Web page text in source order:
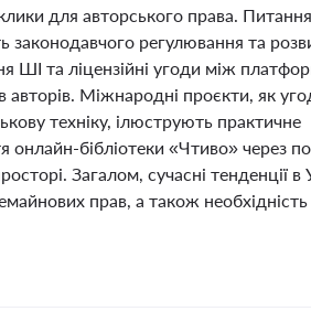
для авторського права. Питання
законодавчого регулювання та
ШІ та ліцензійні угоди між
Міжнародні проєкти, як
техніку, ілюструють практичне
онлайн-бібліотеки «Чтиво» через
Загалом, сучасні тенденції в
прав, а також необхідність